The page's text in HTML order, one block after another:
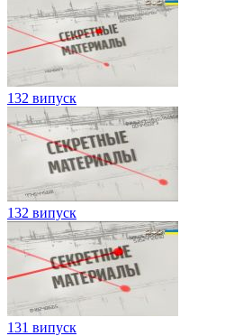
132 випуск
132 випуск
131 випуск